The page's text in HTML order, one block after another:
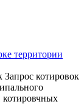
территории
Запрос котировок
котировчных